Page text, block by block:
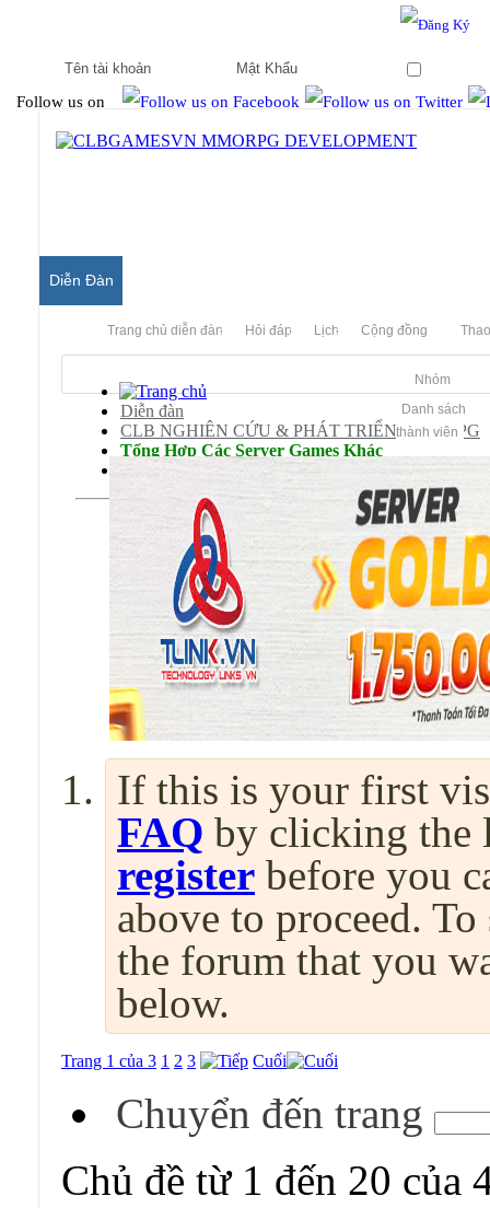
Follow us on
Diễn Đàn
Trang chủ diễn đàn Hỏi đáp Lịch Cộng đồng
Nhóm
Danh sách
thành viên
Diễn đàn
CLB NGHIÊN CỨU & PHÁT TRIỂN MMORPG
Tổng Hợp Các Server Games Khác
World Of Kungfu
If this is your first
FAQ by clicking the
register before you
above to proceed.
the forum that you
below.
Trang 1 của 3 1 2 3 Cuối
Chuyển đến trang
Chủ đề từ 1 đến 20 của